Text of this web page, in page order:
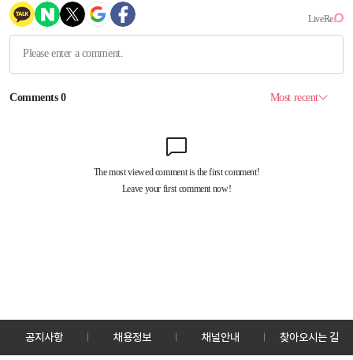
공지사항 채용정보 채널안내 찾아오시는 길